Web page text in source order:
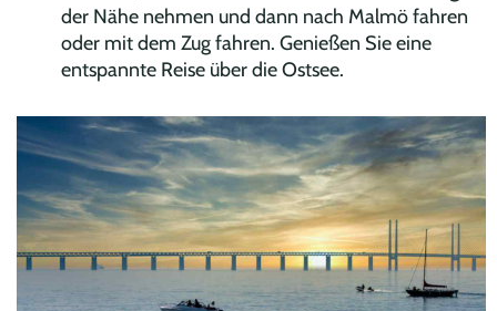
der Nähe nehmen und dann nach Malmö fahren
oder mit dem Zug fahren. Genießen Sie eine
entspannte Reise über die Ostsee.